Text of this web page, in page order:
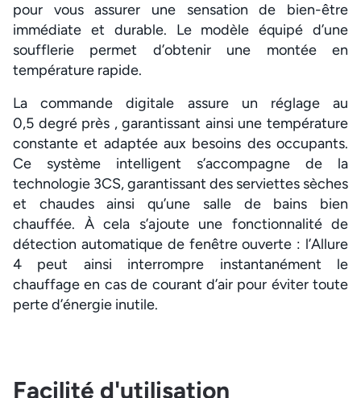
pour vous assurer une sensation de bien-être
immédiate et durable. Le modèle équipé d’une
soufflerie permet d’obtenir une montée en
température rapide.
La commande digitale assure un réglage au
0,5 degré près , garantissant ainsi une température
constante et adaptée aux besoins des occupants.
Ce système intelligent s’accompagne de la
technologie 3CS, garantissant des serviettes sèches
et chaudes ainsi qu’une salle de bains bien
chauffée. À cela s’ajoute une fonctionnalité de
détection automatique de fenêtre ouverte : l’Allure
4 peut ainsi interrompre instantanément le
chauffage en cas de courant d’air pour éviter toute
perte d’énergie inutile.
Facilité d'utilisation